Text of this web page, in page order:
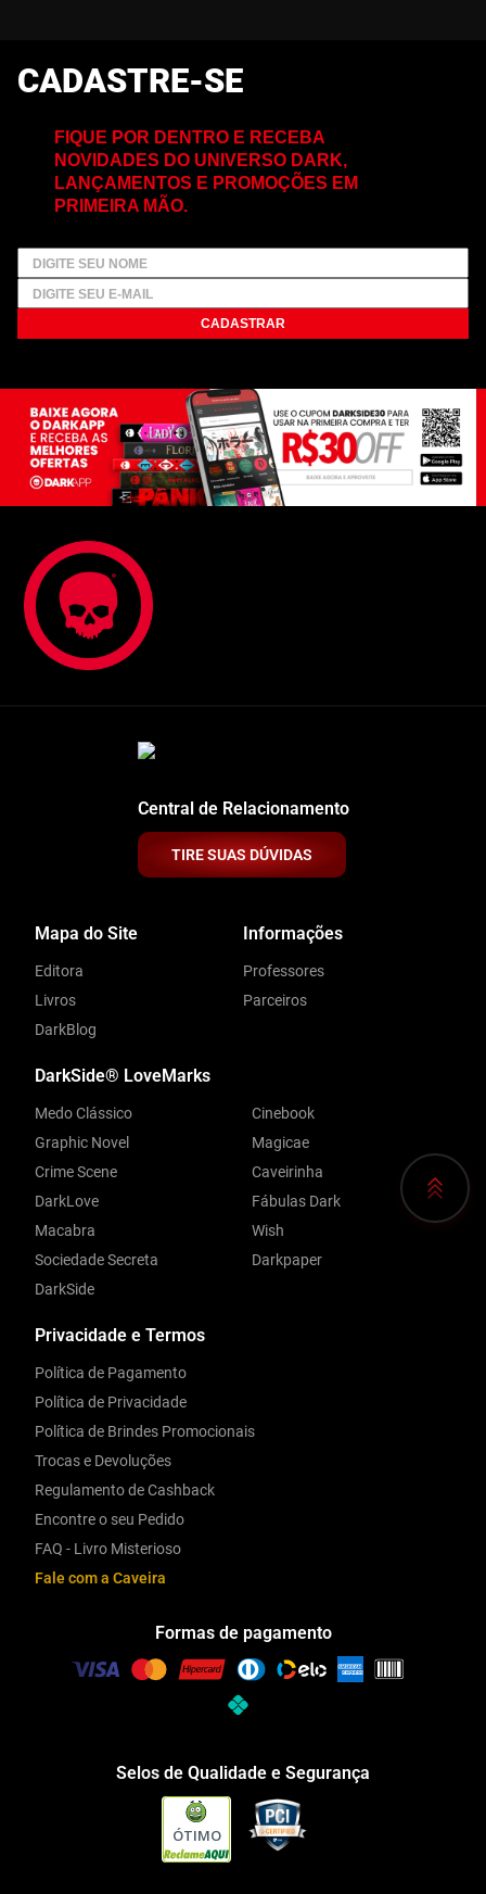
CADASTRE-SE
FIQUE POR DENTRO E RECEBA
NOVIDADES DO UNIVERSO DARK,
LANÇAMENTOS E PROMOÇÕES EM
PRIMEIRA MÃO.
CADASTRAR
Central de Relacionamento
TIRE SUAS DÚVIDAS
Privacidade e Termos
Política de Pagamento
Política de Privacidade
Política de Brindes Promocionais
Trocas e Devoluções
Regulamento de Cashback
Encontre o seu Pedido
FAQ - Livro Misterioso
Fale com a Caveira
Mapa do Site
Editora
Livros
DarkBlog
Informações
Professores
Parceiros
DarkSide® LoveMarks
Medo Clássico
Graphic Novel
Crime Scene
DarkLove
Macabra
Sociedade Secreta
DarkSide
Cinebook
Magicae
Caveirinha
Fábulas Dark
Wish
Darkpaper
Formas de pagamento
Selos de Qualidade e Segurança
ÓTIMO